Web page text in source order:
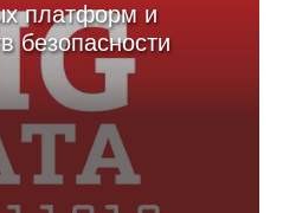
платформ и
безопасности